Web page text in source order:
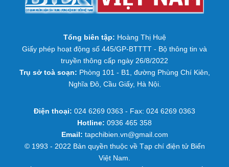
Tổng biên tập: Hoàng Thị Huệ
Giấy phép hoạt động số 445/GP-BTTTT - Bộ thông tin và
truyền thông cấp ngày 26/8/2022
Trụ sở toà soạn: Phòng 101 - B1, đường Phùng Chí Kiên,
Nghĩa Đô, Cầu Giấy, Hà Nội.
Điện thoại: 024 6269 0363 - Fax: 024 6269 0363
Hotline: 0936 465 358
Email: tapchibien.vn@gmail.com
© 1993 - 2022 Bản quyền thuộc về Tạp chí điện tử Biển
Việt Nam.